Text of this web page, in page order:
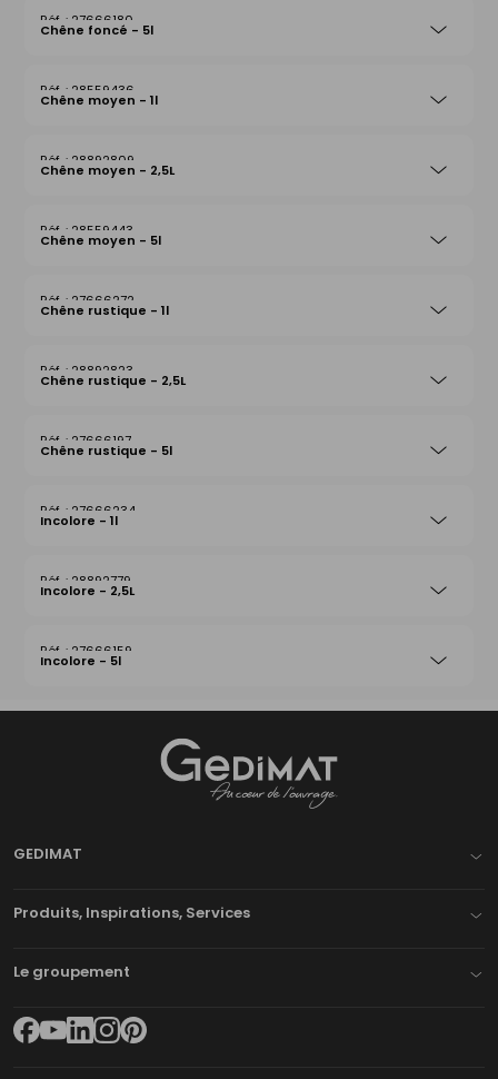
27666180
Chêne foncé - 5l
28559436
Chêne moyen - 1l
28892809
Chêne moyen - 2,5L
28559443
Chêne moyen - 5l
27666272
Chêne rustique - 1l
28892823
Chêne rustique - 2,5L
27666197
Chêne rustique - 5l
27666234
Incolore - 1l
28892779
Incolore - 2,5L
27666159
Incolore - 5l
GEDIMAT
Produits, Inspirations, Services
Le groupement